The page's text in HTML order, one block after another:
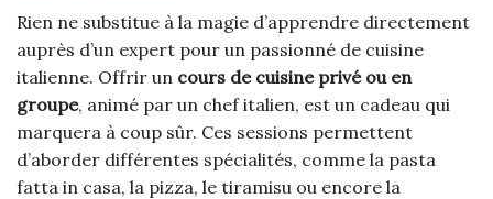
Rien ne substitue à la magie d’apprendre directement
auprès d’un expert pour un passionné de cuisine
italienne. Offrir un cours de cuisine privé ou en
groupe, animé par un chef italien, est un cadeau qui
marquera à coup sûr. Ces sessions permettent
d’aborder différentes spécialités, comme la pasta
fatta in casa, la pizza, le tiramisu ou encore la